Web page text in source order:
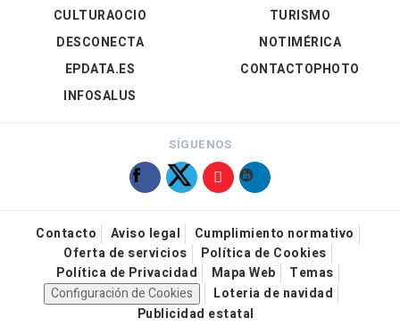
CULTURAOCIO
DESCONECTA
EPDATA.ES
INFOSALUS
TURISMO
NOTIMÉRICA
CONTACTOPHOTO
SÍGUENOS
Contacto Aviso legal
Cumplimiento normativo
Oferta de servicios
Política de Cookies
Política de Privacidad
Mapa Web
Temas
Configuración de Cookies
Loteria de navidad
Publicidad estatal